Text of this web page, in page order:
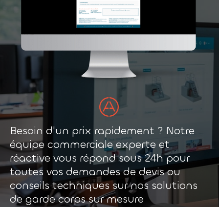
Besoin d'un prix rapidement ? Notre
équipe commerciale experte et
réactive vous répond sous 24h pour
toutes vos demandes de devis ou
conseils techniques sur nos solutions
de garde corps sur mesure